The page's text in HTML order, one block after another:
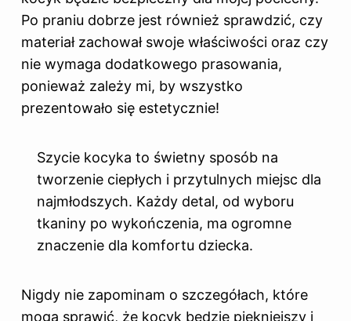
Po praniu dobrze jest również sprawdzić, czy
materiał zachował swoje właściwości oraz czy
nie wymaga dodatkowego prasowania,
ponieważ zależy mi, by wszystko
prezentowało się estetycznie!
Szycie kocyka to świetny sposób na
tworzenie ciepłych i przytulnych miejsc dla
najmłodszych. Każdy detal, od wyboru
tkaniny po wykończenia, ma ogromne
znaczenie dla komfortu dziecka.
Nigdy nie zapominam o szczegółach, które
mogą sprawić, że kocyk będzie piękniejszy i